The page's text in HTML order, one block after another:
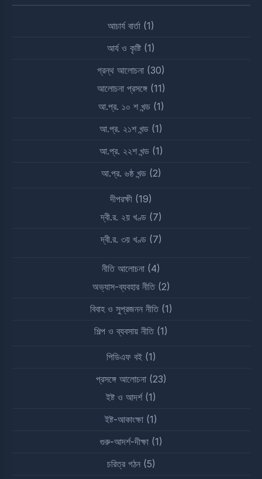
আচার্য বার্তা (1)
আর্য ও কৃষ্টি(1)
গ্রন্থ আলোচনা (30)
আলোচনা প্রসঙ্গে(11)
আ.প্র. ১০ শ খন্ড(1)
আ.প্র. ২১শ খন্ড (1)
আ.প্র. ২২শ খন্ড(1)
আ.প্র. ৬ষ্ঠ খন্ড(2)
দীপরক্ষী (19)
দ্বী.র. ২য় খণ্ড(7)
দ্বী.র. ৩য় খণ্ড(7)
নীতি আলোচনা (4)
অভ্যাস-ব্যবহার নীতি(2)
বিবাহ ও সুপ্রজনন নীতি(1)
শিল্প ও ব্যবসায় নীতি(1)
পিডিএফ বই(1)
প্রসঙ্গে আলোচনা(23)
ইষ্ট ও আদর্শ(1)
ইষ্ট-আকাংক্ষা (1)
গুরু-আদর্শ-দীক্ষা(1)
চরিত্র গঠন(5)